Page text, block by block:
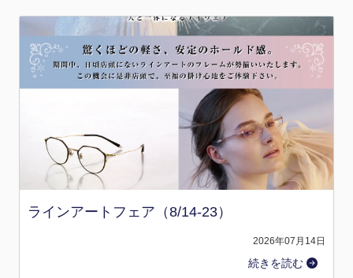
ラインアートフェア（8/14-23）
2026年07月14日
続きを読む